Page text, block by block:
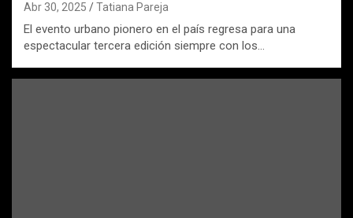
Abr 30, 2025 Tatiana Pareja
El evento urbano pionero en el país regresa para una
espectacular tercera edición siempre con los…